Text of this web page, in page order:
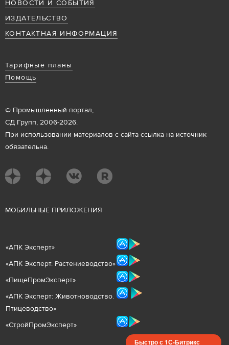
НОВОСТИ И СОБЫТИЯ
ИЗДАТЕЛЬСТВО
КОНТАКТНАЯ ИНФОРМАЦИЯ
Тарифные планы
Помощь
© Промышленный портал,
СД Групп, 2006-2026.
При использовании материалов с сайта ссылка на источник
обязательна.
МОБИЛЬНЫЕ ПРИЛОЖЕНИЯ
«АПК Эксперт»
«АПК Эксперт. Растениеводство»
«ПищеПромЭксперт»
«АПК Эксперт: Животноводство.
Птицеводство»
«СтройПромЭксперт»
Быстро с 1С-Битрикс